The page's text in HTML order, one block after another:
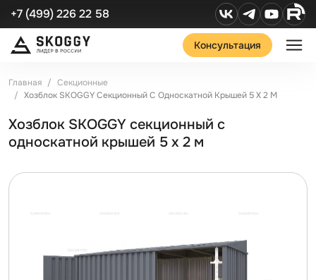
+7 (499) 226 22 58
Консультация
Главная
Секционные
Хозблок SKOGGY Секционный С Односкатной Крышей 5 Х 2 М
Хозблок SKOGGY секционный с
односкатной крышей 5 х 2 м